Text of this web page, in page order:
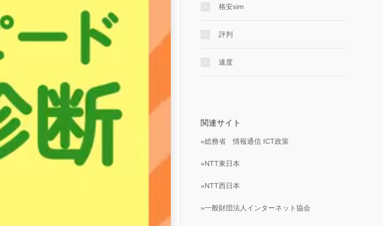
月額料金
マンション
格安sim
評判
速度
関連サイト
»総務省 情報通信 ICT政策
»NTT東日本
»NTT西日本
»一般財団法人インターネット協会